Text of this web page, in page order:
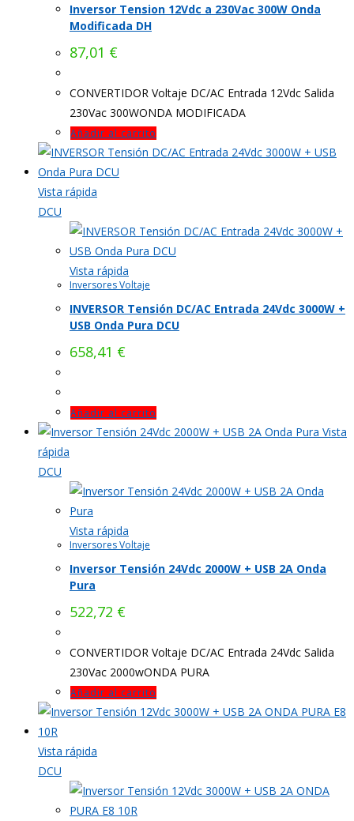
Inversor Tension 12Vdc a 230Vac 300W Onda
Modificada DH
87,01 €
CONVERTIDOR Voltaje DC/AC Entrada 12Vdc Salida
230Vac 300WONDA MODIFICADA
Añadir al carrito
Vista rápida
DCU
Vista rápida
Inversores Voltaje
INVERSOR Tensión DC/AC Entrada 24Vdc 3000W +
USB Onda Pura DCU
658,41 €
Añadir al carrito
Vista
rápida
DCU
Vista rápida
Inversores Voltaje
Inversor Tensión 24Vdc 2000W + USB 2A Onda
Pura
522,72 €
CONVERTIDOR Voltaje DC/AC Entrada 24Vdc Salida
230Vac 2000wONDA PURA
Añadir al carrito
Vista rápida
DCU